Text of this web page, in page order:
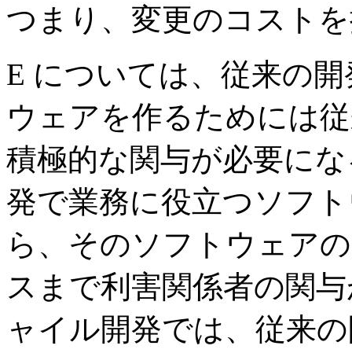
つまり、変更のコスト
E については、従来の
ウェアを作るためには
積極的な関与が必要に
発で業務に役立つソフ
ら、そのソフトウェア
スまで利害関係者の関
ャイル開発では、従来